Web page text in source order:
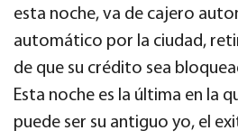
esta noche, va de cajero
automático por la ciudad,
de que su crédito sea
Esta noche es la última en la
puede ser su antiguo yo, el